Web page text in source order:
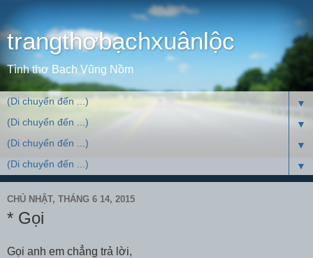
trangthơbạchxuânlộc
Tình thơ Bạch Vũng Nồm
▼
▼
▼
▼
CHỦ NHẬT, THÁNG 6 14, 2015
* Gọi
Gọi anh em chẳng trả lời,